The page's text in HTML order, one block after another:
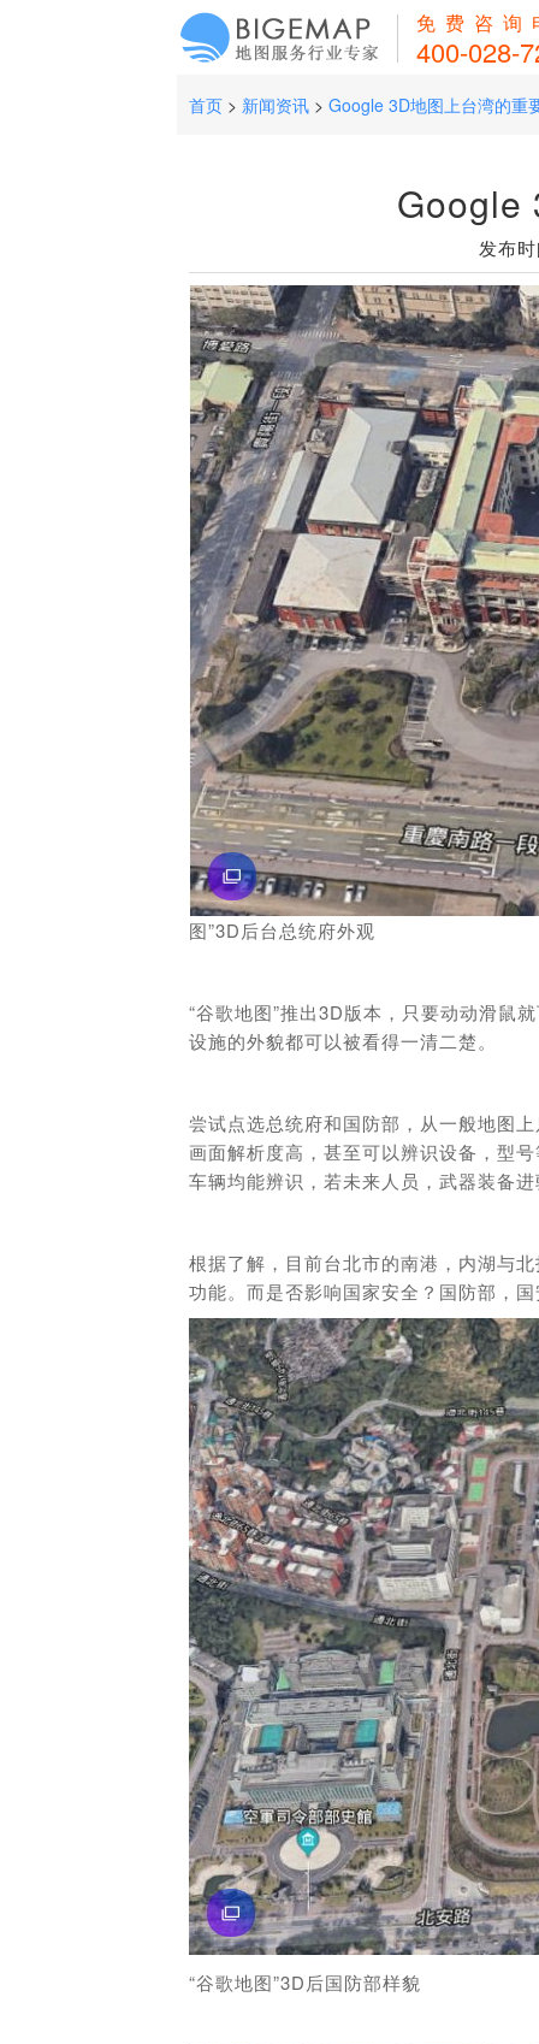
免费咨询
400-028-
首页> 新闻资讯> Google 3D地图上台湾的重
Google
发布
图”3D后台总统府外观
“谷歌地图”推出3D版本，只要动动滑鼠
设施的外貌都可以被看得一清二楚。
尝试点选总统府和国防部，从一般地图
画面解析度高，甚至可以辨识设备，型
车辆均能辨识，若未来人员，武器装备
根据了解，目前台北市的南港，内湖与
功能。而是否影响国家安全？国防部，
“谷歌地图”3D后国防部样貌